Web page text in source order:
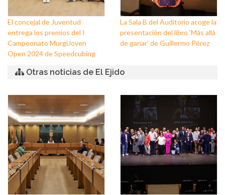
El concejal de Juventud
entrega los premios del I
Campeonato MurgiJoven
Open 2024 de Speedcubing
La Sala B del Auditorio acoge la
presentación del libro ‘Más allá
de ganar’ de Guillermo Pérez
Otras noticias de El Ejido